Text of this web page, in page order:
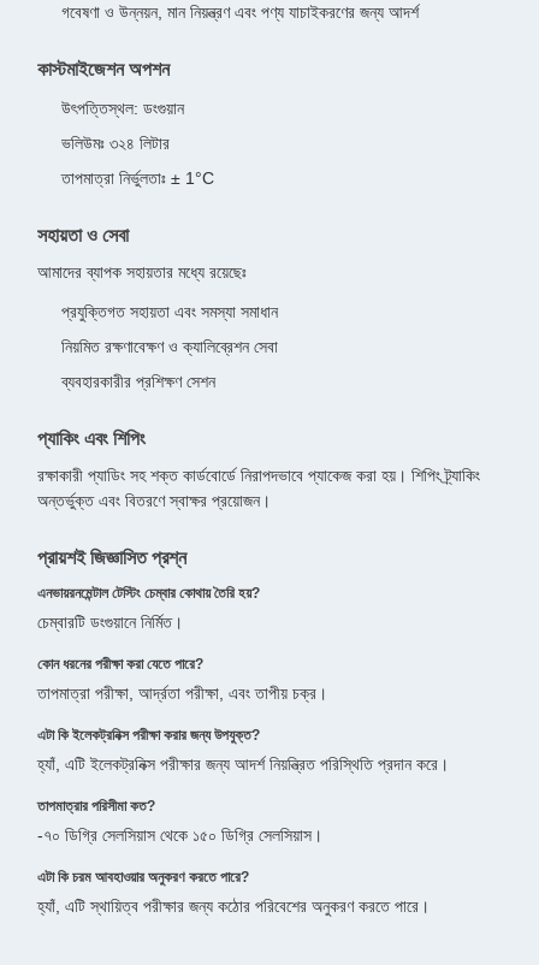
গবেষণা ও উন্নয়ন, মান নিয়ন্ত্রণ এবং পণ্য যাচাইকরণের জন্য আদর্শ
কাস্টমাইজেশন অপশন
উৎপত্তিস্থল: ডংগুয়ান
ভলিউমঃ ৩২৪ লিটার
তাপমাত্রা নির্ভুলতাঃ ± 1°C
সহায়তা ও সেবা
আমাদের ব্যাপক সহায়তার মধ্যে রয়েছেঃ
প্রযুক্তিগত সহায়তা এবং সমস্যা সমাধান
নিয়মিত রক্ষণাবেক্ষণ ও ক্যালিব্রেশন সেবা
ব্যবহারকারীর প্রশিক্ষণ সেশন
প্যাকিং এবং শিপিং
রক্ষাকারী প্যাডিং সহ শক্ত কার্ডবোর্ডে নিরাপদভাবে প্যাকেজ করা হয়। শিপিং ট্র্যাকিং
অন্তর্ভুক্ত এবং বিতরণে স্বাক্ষর প্রয়োজন।
প্রায়শই জিজ্ঞাসিত প্রশ্ন
এনভায়রনমেন্টাল টেস্টিং চেম্বার কোথায় তৈরি হয়?
চেম্বারটি ডংগুয়ানে নির্মিত।
কোন ধরনের পরীক্ষা করা যেতে পারে?
তাপমাত্রা পরীক্ষা, আর্দ্রতা পরীক্ষা, এবং তাপীয় চক্র।
এটা কি ইলেকট্রনিক্স পরীক্ষা করার জন্য উপযুক্ত?
হ্যাঁ, এটি ইলেকট্রনিক্স পরীক্ষার জন্য আদর্শ নিয়ন্ত্রিত পরিস্থিতি প্রদান করে।
তাপমাত্রার পরিসীমা কত?
-৭০ ডিগ্রি সেলসিয়াস থেকে ১৫০ ডিগ্রি সেলসিয়াস।
এটা কি চরম আবহাওয়ার অনুকরণ করতে পারে?
হ্যাঁ, এটি স্থায়িত্ব পরীক্ষার জন্য কঠোর পরিবেশের অনুকরণ করতে পারে।